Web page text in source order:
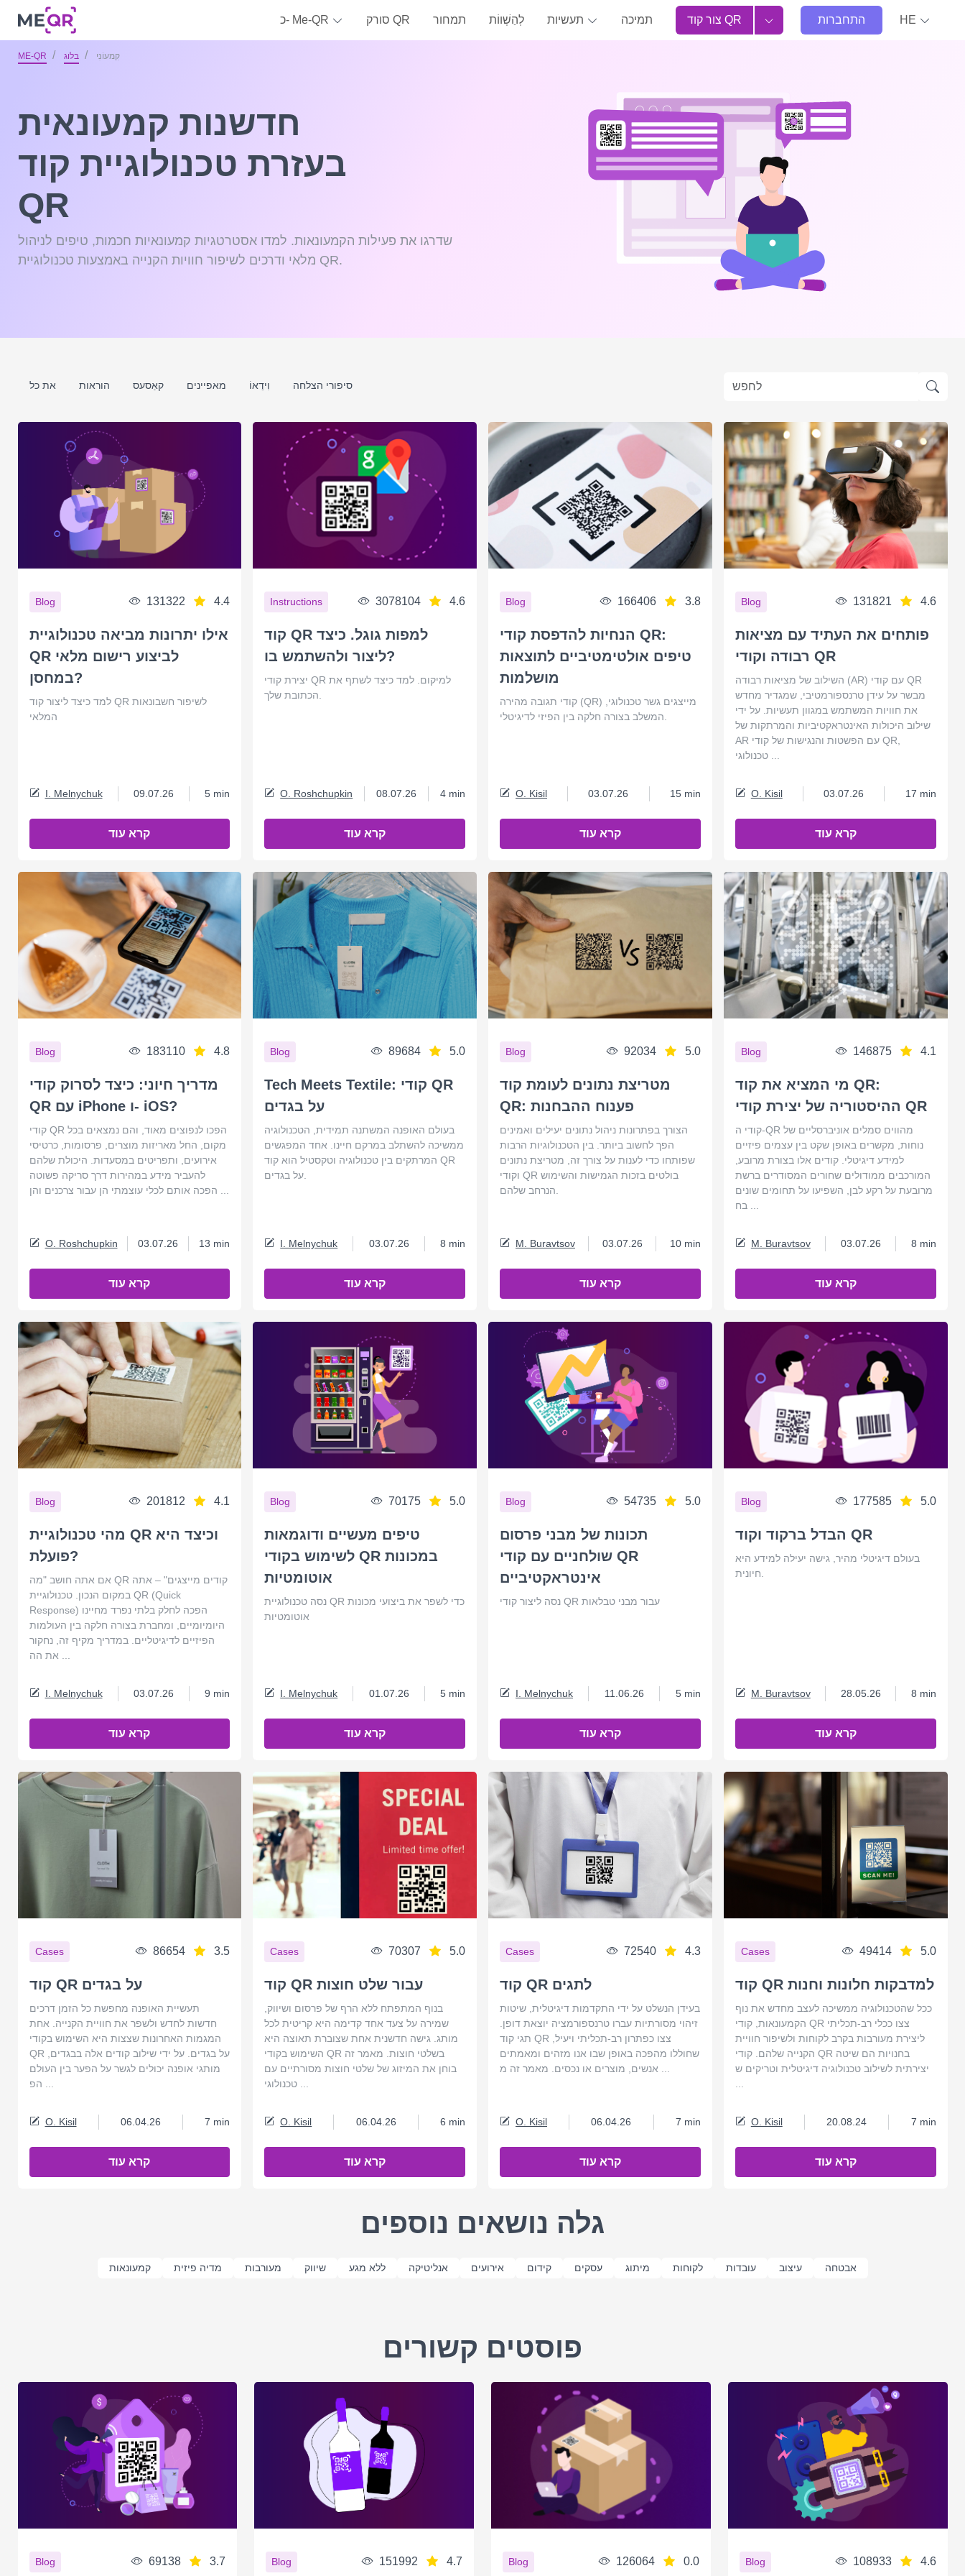
כ- Me-QR סורק QR תמחור לְהַשְׁווֹת תמיכה צור קוד QR התחברות HE
ME-QR בלוג קִמעוֹנִי
חדשנות קמעונאית
בעזרת טכנולוגיית קוד
QR
שדרגו את פעילות הקמעונאות. למדו אסטרטגיות קמעונאיות חכמות, טיפים לניהול
מלאי ודרכים לשיפור חוויות הקנייה באמצעות טכנולוגיית QR.
את כל הוראות קאַסעס מאפיינים וִידֵאוֹ סיפורי הצלחה
Blog 131322 4.4
אילו יתרונות מביאה טכנולוגיית
QR לביצוע רישום מלאי
במחסן?
למד כיצד ליצור קוד QR לשיפור חשבונאות
המלאי
I. Melnychuk 09.07.26 5 min
קרא עוד
Instructions 3078104 4.6
קוד QR למפות גוגל. כיצד
ליצור ולהשתמש בו?
יצירת קודי QR למיקום. למד כיצד לשתף את
O. Roshchupkin 08.07.26 4 min
קרא עוד
Blog 166406 3.8
הנחיות להדפסת קודי QR:
טיפים אולטימטיביים לתוצאות
מושלמות
קודי תגובה מהירה (QR) מייצגים גשר טכנולוגי,
O. Kisil 03.07.26 15 min
קרא עוד
Blog 131821 4.6
פותחים את העתיד עם מציאות
רבודה וקודי QR
השילוב של מציאות רבודה (AR) עם קודי QR
מבשר על עידן טרנספורמטיבי, שמגדיר מחדש
את חוויות המשתמש במגוון תעשיות. על ידי
שילוב היכולות האינטראקטיביות והמרתקות של
AR עם הפשטות והנגישות של קודי QR,
טכנולוגי ...
O. Kisil 03.07.26 17 min
קרא עוד
Blog 183110 4.8
מדריך חיוני: כיצד לסרוק קודי
QR עם iPhone ו- iOS?
קודי QR הפכו לנפוצים מאוד, והם נמצאים בכל
מקום, החל מאריזות מוצרים, פרסומות, כרטיסי
אירועים, ותפריטים במסעדות. היכולת שלהם
להעביר מידע במהירות דרך סריקה פשוטה
O. Roshchupkin 03.07.26 13 min
קרא עוד
Blog 89684 5.0
Tech Meets Textile: קודי QR
על בגדים
בעולם האופנה המשתנה תמידית, הטכנולוגיה
ממשיכה להשתלב במרקם חיינו. אחד המפגשים
המרתקים בין טכנולוגיה וטקסטיל הוא קוד QR
I. Melnychuk 03.07.26 8 min
קרא עוד
Blog 92034 5.0
מטריצת נתונים לעומת קוד
QR: פענוח ההבחנות
הצורך בפתרונות ניהול נתונים יעילים ואמינים
הפך לחשוב ביותר. בין הטכנולוגיות הרבות
שפותחו כדי לענות על צורך זה, מטריצת נתונים
וקודי QR בולטים בזכות הגמישות והשימוש
M. Buravtsov 03.07.26 10 min
קרא עוד
Blog 146875 4.1
מי המציא את קוד QR:
ההיסטוריה של יצירת קודי QR
קודי ה-QR מהווים סמלים אוניברסליים של
נוחות, מקשרים באופן שקט בין עצמים פיזיים
למידע דיגיטלי. קודים אלו בצורת מרובע,
המורכבים ממודולים שחורים המסודרים ברשת
מרובעת על רקע לבן, השפיעו על תחומים שונים
M. Buravtsov 03.07.26 8 min
קרא עוד
Blog 201812 4.1
מהי טכנולוגיית QR וכיצד היא
פועלת?
אם אתה חושב "מה QR קודים מייצגים" – אתה
במקום הנכון. טכנולוגיית QR (Quick
Response) הפכה לחלק בלתי נפרד מחיינו
היומיומיים, ומחברת בצורה חלקה בין העולמות
הפיזיים לדיגיטליים. במדריך מקיף זה, נחקור
I. Melnychuk 03.07.26 9 min
קרא עוד
Blog 70175 5.0
טיפים מעשיים ודוגמאות
לשימוש בקודי QR במכונות
אוטומטיות
נסה טכנולוגיית QR כדי לשפר את ביצועי מכונות
אוטומטיות
I. Melnychuk 01.07.26 5 min
קרא עוד
Blog 54735 5.0
תכונות של מבני פרסום
שולחניים עם קודי QR
אינטראקטיביים
נסה ליצור קודי QR עבור מבני טבלאות
I. Melnychuk 11.06.26 5 min
קרא עוד
Blog 177585 5.0
הבדל ברקוד וקוד QR
בעולם דיגיטלי מהיר, גישה יעילה למידע היא
M. Buravtsov 28.05.26 8 min
קרא עוד
Cases 86654 3.5
קוד QR על בגדים
תעשיית האופנה מחפשת כל הזמן דרכים
חדשות לחדש ולשפר את חוויית הקנייה. אחת
המגמות האחרונות שצצות היא השימוש בקודי
QR על בגדים. על ידי שילוב קודים אלה בבגדים,
מותגי אופנה יכולים לגשר על הפער בין העולם
O. Kisil 06.04.26 7 min
קרא עוד
Cases 70307 5.0
קוד QR עבור שלט חוצות
בנוף המתפתח ללא הרף של פרסום ושיווק,
שמירה על צעד אחד קדימה היא קריטית לכל
מותג. גישה חדשנית אחת שצוברת תאוצה היא
השימוש בקודי QR בשלטי חוצות. מאמר זה
בוחן את המיזוג של שלטי חוצות מסורתיים עם
O. Kisil 06.04.26 6 min
קרא עוד
Cases 72540 4.3
קוד QR לתגים
בעידן הנשלט על ידי התקדמות דיגיטלית, שיטות
זיהוי מסורתיות עברו טרנספורמציה יוצאת דופן.
תגי קוד QR צצו כפתרון רב-תכליתי ויעיל,
שחוללו מהפכה באופן שבו אנו מזהים ומאמתים
O. Kisil 06.04.26 7 min
קרא עוד
Cases 49414 5.0
קוד QR למדבקות חלונות וחנות
ככל שהטכנולוגיה ממשיכה לעצב מחדש את נוף
הקמעונאות, קודי QR צצו ככלי רב-תכליתי
ליצירת מעורבות בקרב לקוחות ולשיפור חוויית
הקנייה שלהם. קודי QR בחנויות הם שיטה
יצירתית לשילוב טכנולוגיה דיגיטלית וטריקים ש
O. Kisil 20.08.24 7 min
קרא עוד
גלה נושאים נוספים
קמעונאות מדיה פיזית מעורבות שיווק ללא מגע אנליטיקה אירועים קידום עסקים מיתוג לקוחות עובדות עיצוב אבטחה
פוסטים קשורים
Blog 69138 3.7 Blog 151992 4.7 Blog 126064 0.0 Blog 108933 4.6